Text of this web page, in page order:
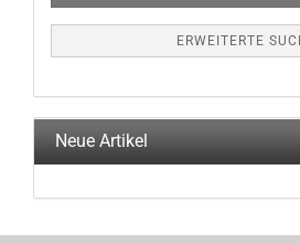
ERWEITERTE
Neue Artikel